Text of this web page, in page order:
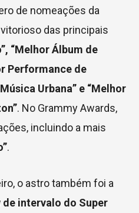
de nomeações da
das principais
“Melhor Álbum de
Performance de
Urbana” e “Melhor
. No Grammy Awards,
incluindo a mais
.
o astro também foi a
intervalo do Super